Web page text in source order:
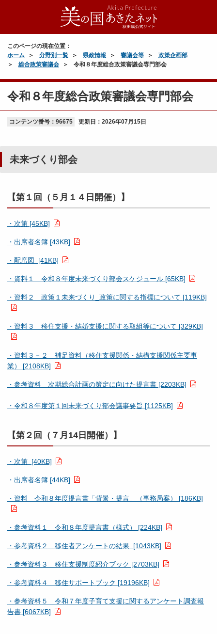
このページの現在位置：
ホーム
分野別一覧 県政情報 審議会等
政策企画部
総合政策審議会
令和８年度総合政策審議会専門部会
令和８年度総合政策審議会専門部会
コンテンツ番号：96675 更新日： 2026年07月15日
未来づくり部会
【第１回（５月１４日開催）】
・次第 [45KB]
・出席者名簿 [43KB]
・配席図 [41KB]
・資料１ 令和８年度未来づくり部会スケジュール [65KB]
・資料２ 政策１未来づくり_政策に関する指標について [119KB]
・資料３ 移住支援・結婚支援に関する取組等について [329KB]
・資料３－２ 補足資料（移住支援関係・結構支援関係主要事
業） [2108KB]
・参考資料 次期総合計画の策定に向けた提言書 [2203KB]
・令和８年度第１回未来づくり部会議事要旨 [1125KB]
【第２回（７月14日開催）】
・次第 [40KB]
・出席者名簿 [44KB]
・資料 令和８年度提言書「背景・提言」（事務局案） [186KB]
・参考資料１ 令和８年度提言書（様式） [224KB]
・参考資料２ 移住者アンケートの結果 [1043KB]
・参考資料３ 移住支援制度紹介ブック [2703KB]
・参考資料４ 移住サポートブック [19196KB]
・参考資料５ 令和７年度子育て支援に関するアンケート調査報
告書 [6067KB]